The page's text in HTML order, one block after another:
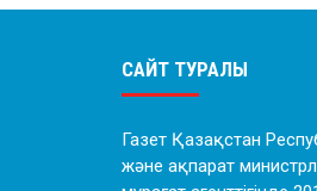
САЙТ ТУРАЛЫ
Газет Қазақстан
және ақпарат